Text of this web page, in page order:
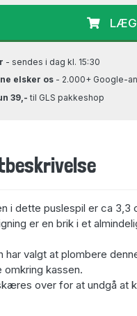
LÆG
- sendes i dag kl. 15:30
elsker os - 2.000+ Google-
39,- til GLS pakkeshop
i dette puslespil er ca 3,3
er en brik i et
har valgt at plombere
kassen.
over for at undgå at